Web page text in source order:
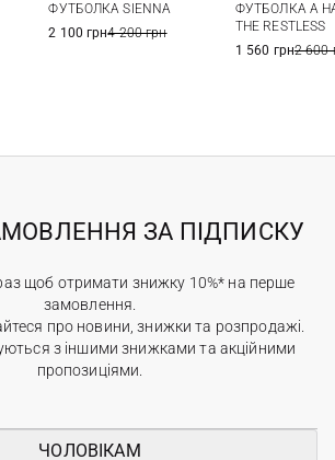
ФУТБОЛКА SIENNA
2 100 грн4 200 грн
ФУТБОЛКА A
THE RESTLESS
1 560 грн2 600
ЗА ПІДПИСКУ
щоб отримати знижку 10%* на перше
замовлення.
про новини, знижки та розпродажі.
з іншими знижками та акційними
пропозиціями.
ЧОЛОВІКАМ